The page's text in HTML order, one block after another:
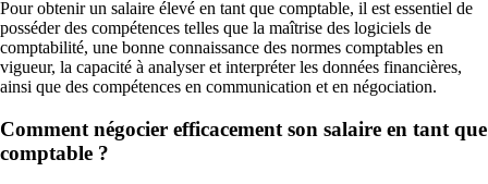
Pour obtenir un salaire élevé en tant que comptable, il est essentiel de
posséder des compétences telles que la maîtrise des logiciels de
comptabilité, une bonne connaissance des normes comptables en
vigueur, la capacité à analyser et interpréter les données financières,
ainsi que des compétences en communication et en négociation.
Comment négocier efficacement son salaire en tant que
comptable ?